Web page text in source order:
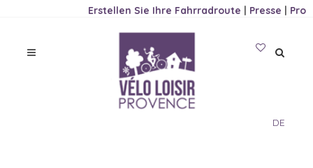
Erstellen Sie Ihre Fahrradroute | Presse | Pro
DE